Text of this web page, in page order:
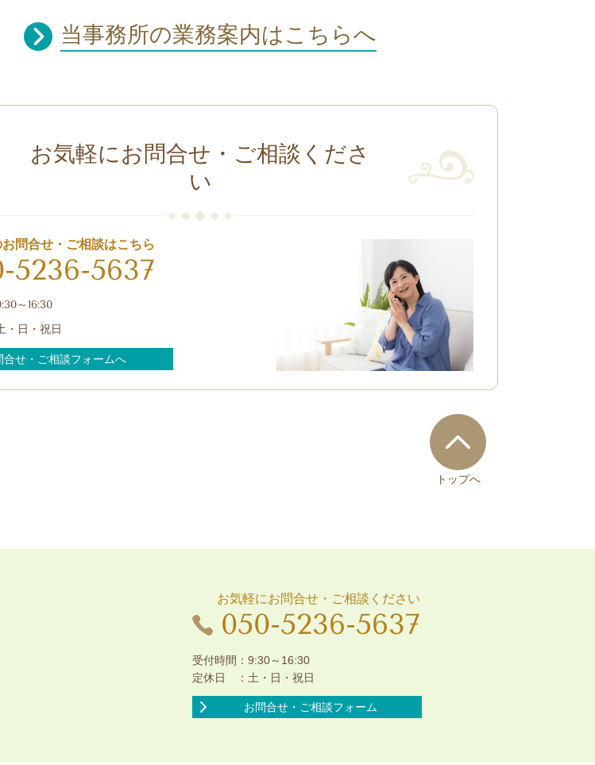
当事務所の業務案内はこちらへ
お気軽にお問合せ・ご相談くださ
い
問合せ・ご相談はこちら
5236-5637
～16:30
・日・祝日
合せ・ご相談フォームへ
トップへ
お気軽にお問合せ・ご相談ください
050-5236-5637
受付時間：9:30～16:30
定休日 ：土・日・祝日
お問合せ・ご相談フォーム